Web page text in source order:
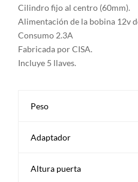
Cilindro fijo al centro (60mm).
Alimentación de la bobina 12v
Consumo 2.3A
Fabricada por CISA.
Incluye 5 llaves.
Peso
Adaptador
Altura puerta